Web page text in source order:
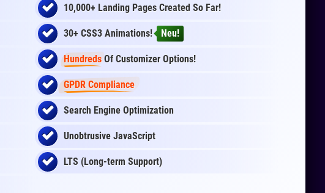
10,000+ Landing Pages Created So Far!
30+ CSS3 Animations! Neu!
Hundreds Of Customizer Options!
GPDR Compliance
Search Engine Optimization
Unobtrusive JavaScript
LTS (Long-term Support)